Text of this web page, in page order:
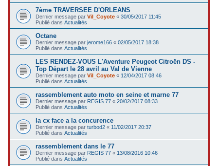
7ème TRAVERSEE D'ORLEANS
Dernier message parVil_Coyote «30/05/2017 11:45
Publié dansActualités
Octane
Dernier message parjerome166 «02/05/2017 18:38
Publié dansActualités
LES RENDEZ-VOUS L'Aventure Peugeot Citroën DS -
Top Départ le 28 avril au Val de Vienne
Dernier message parVil_Coyote « 12/04/2017 08:46
Publié dansActualités
rassemblement auto moto en seine et marne 77
Dernier message par REGIS 77 «20/02/2017 08:33
Publié dansActualités
la cx face a la concurence
Dernier message parturbod2 « 11/02/2017 20:37
Publié dansActualités
rassemblement dans le 77
Dernier message par REGIS 77 « 13/08/2016 10:46
Publié dansActualités